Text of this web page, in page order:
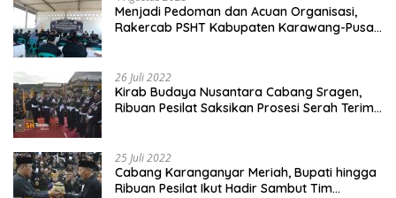
Menjadi Pedoman dan Acuan Organisasi,
Rakercab PSHT Kabupaten Karawang-Pusat
26 Juli 2022
Kirab Budaya Nusantara Cabang Sragen,
Ribuan Pesilat Saksikan Prosesi Serah Terima
25 Juli 2022
Cabang Karanganyar Meriah, Bupati hingga
Ribuan Pesilat Ikut Hadir Sambut Tim